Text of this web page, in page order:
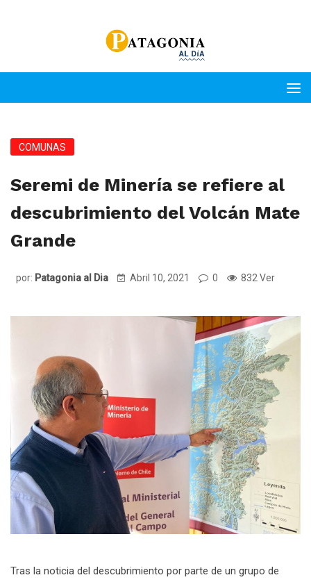
COMUNAS
Seremi de Minería se refiere al
descubrimiento del Volcán Mate
Grande
por: Patagonia al Dia Abril 10, 2021 0 832 Ver
Tras la noticia del descubrimiento por parte de un grupo de